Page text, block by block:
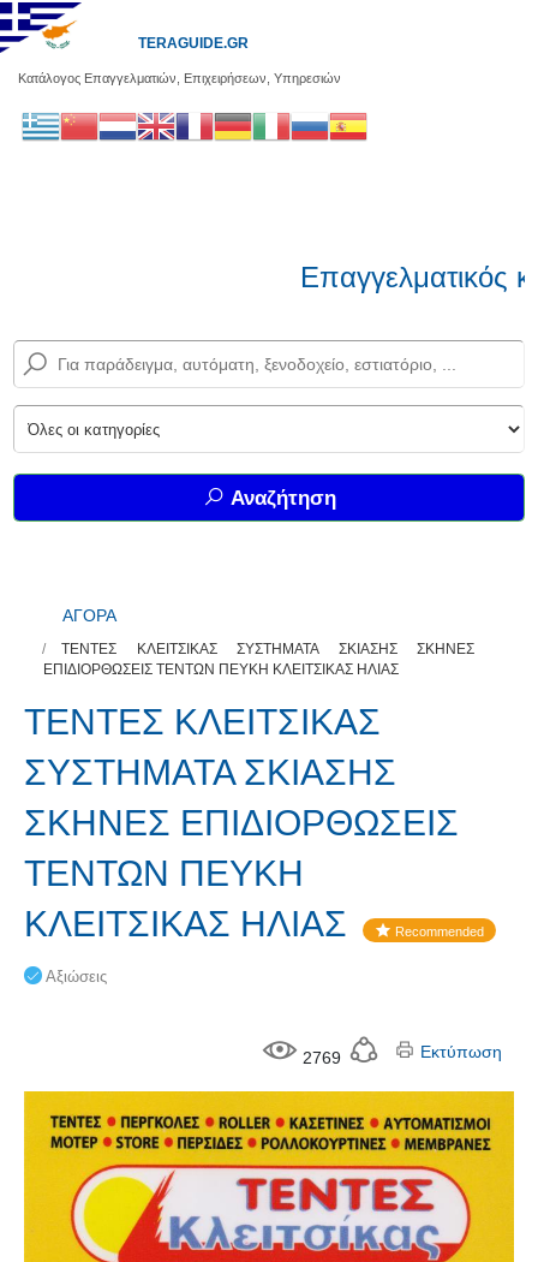
Κατάλογος Επαγγελματιών, Επιχειρήσεων, Υπηρεσιών
TERAGUIDE.GR
Επαγγελματικός
Αναζήτηση
ΑΓΟΡΑ
ΤΕΝΤΕΣ ΚΛΕΙΤΣΙΚΑΣ ΣΥΣΤΗΜΑΤΑ ΣΚΙΑΣΗΣ ΣΚΗΝΕΣ
ΕΠΙΔΙΟΡΘΩΣΕΙΣ ΤΕΝΤΩΝ ΠΕΥΚΗ ΚΛΕΙΤΣΙΚΑΣ ΗΛΙΑΣ
ΤΕΝΤΕΣ ΚΛΕΙΤΣΙΚΑΣ
ΣΥΣΤΗΜΑΤΑ ΣΚΙΑΣΗΣ
ΣΚΗΝΕΣ ΕΠΙΔΙΟΡΘΩΣΕΙΣ
ΤΕΝΤΩΝ ΠΕΥΚΗ
ΚΛΕΙΤΣΙΚΑΣ ΗΛΙΑΣ
Recommended
Αξιώσεις
2769 Εκτύπωση